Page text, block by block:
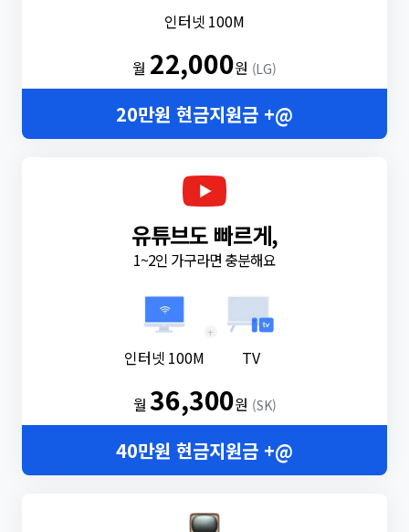
인터넷 100M
월 22,000원 (LG)
20만원 현금지원금 +@
유튜브도 빠르게,
1~2인 가구라면 충분해요
인터넷 100M
+
TV
월36,300원 (SK)
40만원 현금지원금 +@